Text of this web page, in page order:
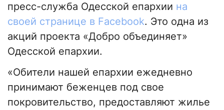
пресс-служба Одесской епархии на
своей странице в Facebook. Это одна из
акций проекта «Добро объединяет»
Одесской епархии.
«Обители нашей епархии ежедневно
принимают беженцев под свое
покровительство, предоставляют жилье